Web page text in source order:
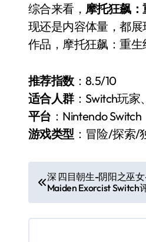
综合来看， 摩托狂飙：
现还是内容体量，都
作品，摩托狂飙：重生
推荐指数：8.5/10
适合人群：Switch玩家
平台 ：Nintendo Switch
游戏类型 ：冒险/探索/
文
章
导
深 四目朝生-阴阳之巫女
Maiden Exorcist Switch